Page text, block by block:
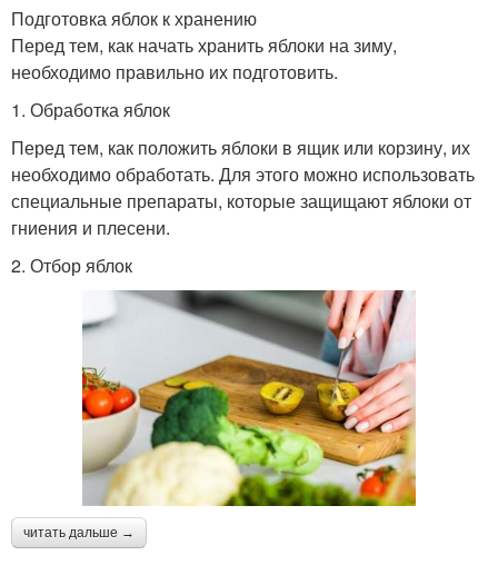
Подготовка яблок к хранению
Перед тем, как начать хранить яблоки на зиму,
необходимо правильно их подготовить.
1. Обработка яблок
Перед тем, как положить яблоки в ящик или корзину, их
необходимо обработать. Для этого можно использовать
специальные препараты, которые защищают яблоки от
гниения и плесени.
2. Отбор яблок
читать дальше →